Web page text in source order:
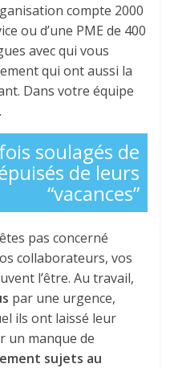
compte 2000
ou d’une PME de 400
avec qui vous
qui ont aussi la
Dans votre équipe
soulagés de
de leurs
“vacances”
pas concerné
collaborateurs, vos
l’être. Au travail,
par une urgence,
ils ont laissé leur
un manque de
sujets au